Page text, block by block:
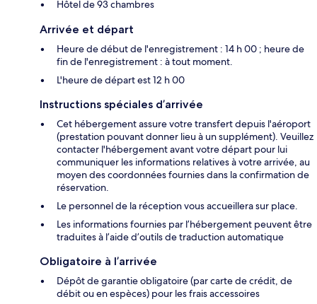
Hôtel de 93 chambres
Arrivée et départ
Heure de début de l'enregistrement : 14 h 00 ; heure de
fin de l'enregistrement : à tout moment.
L'heure de départ est 12 h 00
Instructions spéciales d’arrivée
Cet hébergement assure votre transfert depuis l'aéroport
(prestation pouvant donner lieu à un supplément). Veuillez
contacter l'hébergement avant votre départ pour lui
communiquer les informations relatives à votre arrivée, au
moyen des coordonnées fournies dans la confirmation de
réservation.
Le personnel de la réception vous accueillera sur place.
Les informations fournies par l’hébergement peuvent être
traduites à l’aide d’outils de traduction automatique
Obligatoire à l’arrivée
Dépôt de garantie obligatoire (par carte de crédit, de
débit ou en espèces) pour les frais accessoires